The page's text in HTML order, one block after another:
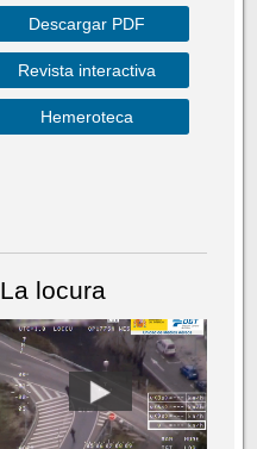
Descargar PDF
Revista interactiva
Hemeroteca
La locura